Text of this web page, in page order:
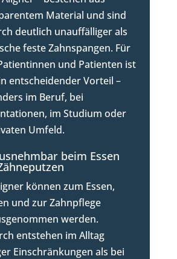
Material und sind
deutlich unauffälliger als
feste Zahnspangen. Für
und Patienten ist
entscheidender Vorteil –
im Beruf, bei
im Studium oder
Umfeld.
beim Essen
können zum Essen,
und zur Zahnpflege
werden.
entstehen im Alltag
Einschränkungen als bei